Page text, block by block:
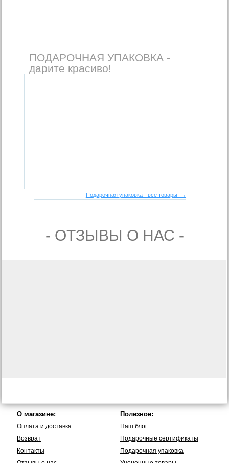
ПОДАРОЧНАЯ УПАКОВКА -
дарите красиво!
Подарочная упаковка - все товары →
- ОТЗЫВЫ О НАС -
О магазине:
Оплата и доставка
Возврат
Контакты
Полезное:
Наш блог
Подарочные сертификаты
Подарочная упаковка